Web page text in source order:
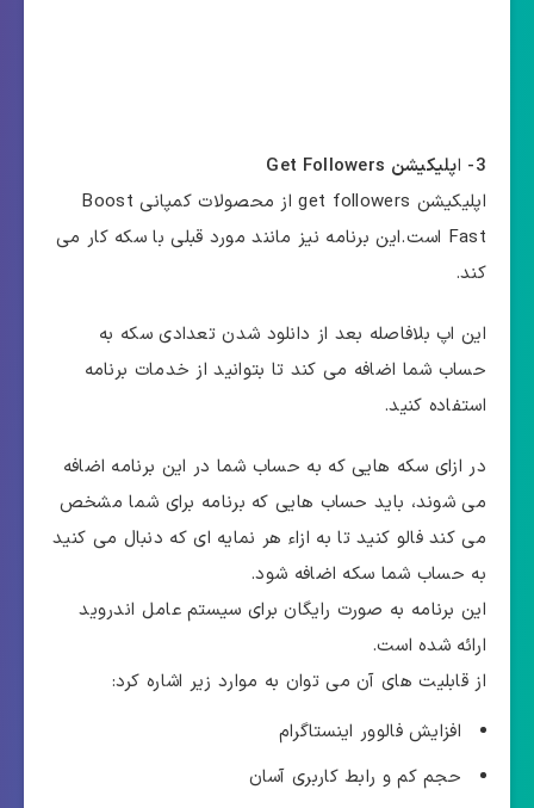
3- اپلیکیشن Get Followers
اپلیکیشن get followers از محصولات کمپانی Boost
Fast است.این برنامه نیز مانند مورد قبلی با سکه کار می
کند.
این اپ بلافاصله بعد از دانلود شدن تعدادی سکه به
حساب شما اضافه می کند تا بتوانید از خدمات برنامه
استفاده کنید.
در ازای سکه هایی که به حساب شما در این برنامه اضافه
می شوند، باید حساب هایی که برنامه برای شما مشخص
می کند فالو کنید تا به ازاء هر نمایه ای که دنبال می کنید
به حساب شما سکه اضافه شود.
این برنامه به صورت رایگان برای سیستم عامل اندروید
ارائه شده است.
از قابلیت های آن می توان به موارد زیر اشاره کرد:
افزایش فالوور اینستاگرام
حجم کم و رابط کاربری آسان